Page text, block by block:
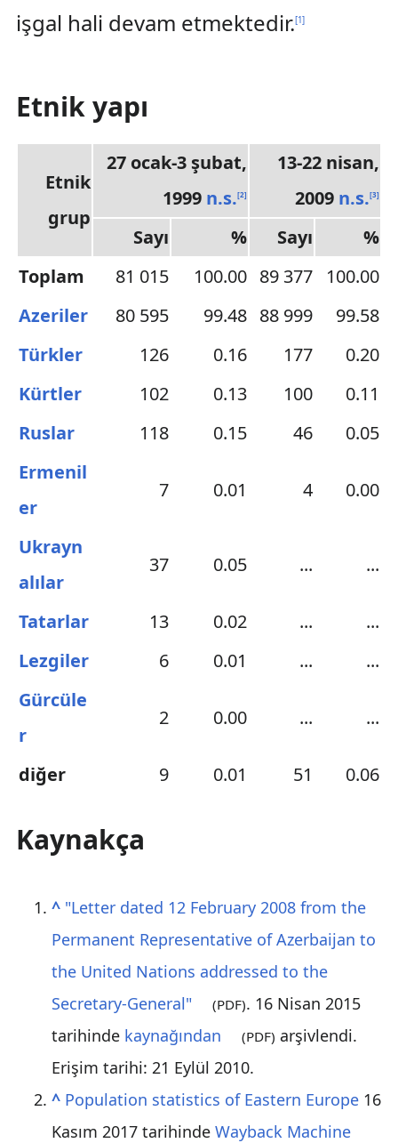
işgal hali devam etmektedir.[1]
Etnik yapı
Etnik
grup
27 ocak-3 şubat,
1999 n.s.[2]
13-22 nisan,
2009 n.s.[3]
Sayı % Sayı
%
Toplam
81 015 100.00 89 377
100.00
Azeriler
80 595 99.48 88 999
99.58
Türkler
126 0.16 177
0.20
Kürtler
102 0.13 100
0.11
Ruslar
118 0.15 46
0.05
Ermenil
er
7 0.01 4 0.00
Ukrayn
alılar
37 0.05 ... ...
Tatarlar 13 0.02 ...
...
Lezgiler
6 0.01 ...
...
Gürcüle
r
2 0.00 ... ...
diğer 9 0.01 51 0.06
Kaynakça
^ "Letter dated 12 February 2008 from the
Permanent Representative of Azerbaijan to
the United Nations addressed to the
Secretary-General"
(PDF). 16 Nisan 2015
tarihinde kaynağından (PDF) arşivlendi.
Erişim tarihi: 21 Eylül 2010.
^ Population statistics of Eastern Europe16
Kasım 2017 tarihinde Wayback Machine